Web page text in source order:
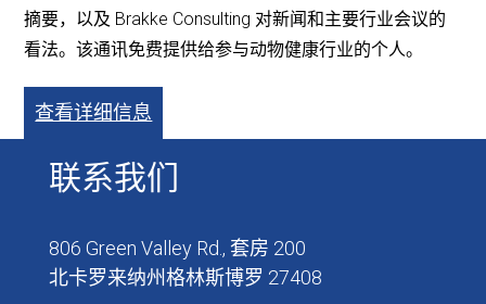
摘要，以及 Brakke Consulting 对新闻和主要行业会议的
看法。该通讯免费提供给参与动物健康行业的个人。
查看详细信息
联系我们
806 Green Valley Rd., 套房 200
北卡罗来纳州格林斯博罗 27408